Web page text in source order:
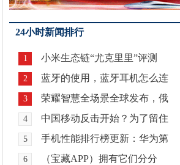
24小时新闻排行
1 小米生态链“尤克里里”评测
2 蓝牙的使用，蓝牙耳机怎么连
3 荣耀智慧全场景全球发布，俄
4 中国移动反击开始？为了留住
5 手机性能排行榜更新：华为第
6 （宝藏APP）拥有它们分分